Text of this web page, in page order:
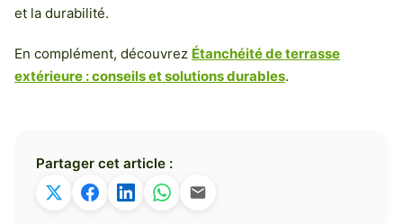
et la durabilité.
En complément, découvrez Étanchéité de terrasse
extérieure : conseils et solutions durables.
Partager cet article :